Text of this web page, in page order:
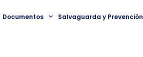
Documentos Salvaguarda y Prevención